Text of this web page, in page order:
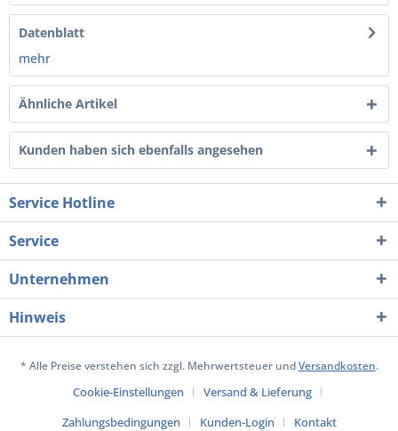
Datenblatt
mehr
Ähnliche Artikel
Kunden haben sich ebenfalls angesehen
Service Hotline
Service
Unternehmen
Hinweis
* Alle Preise verstehen sich zzgl. Mehrwertsteuer undVersandkosten.
Cookie-Einstellungen
Versand & Lieferung
Zahlungsbedingungen
Kunden-Login Kontakt